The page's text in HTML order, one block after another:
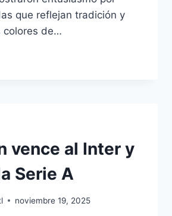
que reflejan tradición y
colores de…
vence al Inter y
Serie A
noviembre 19, 2025